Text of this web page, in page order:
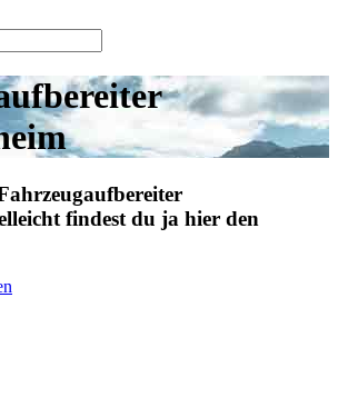
findest du ja hier den